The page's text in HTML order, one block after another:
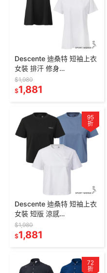
Descente 迪桑特 短袖上衣
女裝 排汗 修身
SR122PTS21-
BLK0/SR122PTS21-WHT0
$1,980
$1,881
95
折
Descente 迪桑特 短袖上衣
女裝 短版 涼感
SR112PTS14-
BLK0/DBLU/WHT0
$1,980
$1,881
72
折